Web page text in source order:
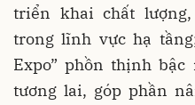
triển khai chất
trong lĩnh vực hạ
Expo” phồn thịnh
tương lai, góp phần